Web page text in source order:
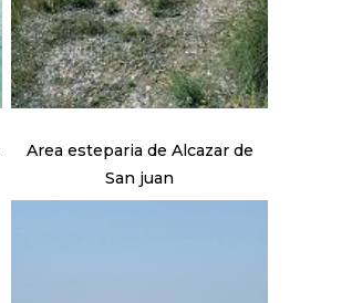
Area esteparia de Alcazar de
San juan